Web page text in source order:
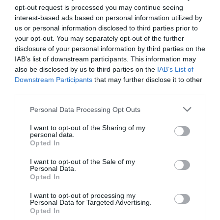
opt-out request is processed you may continue seeing
interest-based ads based on personal information utilized by
us or personal information disclosed to third parties prior to
your opt-out. You may separately opt-out of the further
disclosure of your personal information by third parties on the
IAB’s list of downstream participants. This information may
also be disclosed by us to third parties on the IAB’s List of
Downstream Participants that may further disclose it to other
Personal Data Processing Opt Outs
I want to opt-out of the Sharing of my
personal data.
Opted In
I want to opt-out of the Sale of my
Personal Data.
Opted In
I want to opt-out of processing my
Personal Data for Targeted Advertising.
Opted In
entreprenante après le but encaissé, le Cameroun a
eu à plusieurs reprise l’occasion de corser l’addition,
sans réussite. Ce qui ne sera pas le cas du Syli. Trois
minutes avant la mi-temps, Ibrahima Traoré égalise
pour la Guinée. Dos au but à l’entrée de la surface, le
milieu de terrain de Monchengladbach fait vite le tour
de Mbia avant de déclencher une frappe soudaine du
pied gauche. Ondoa, surpris par le rebond, est pris sur
sa gauche. 1-1, score à la pause.
contraint la Guinée à jouer derrière. 52ème minute,
Vincent Aboubakar effectue un superbe travail sur le
côté gauche avant de lancer Salli en profondeur dans
la surface. Le milieu offensif camerounais se